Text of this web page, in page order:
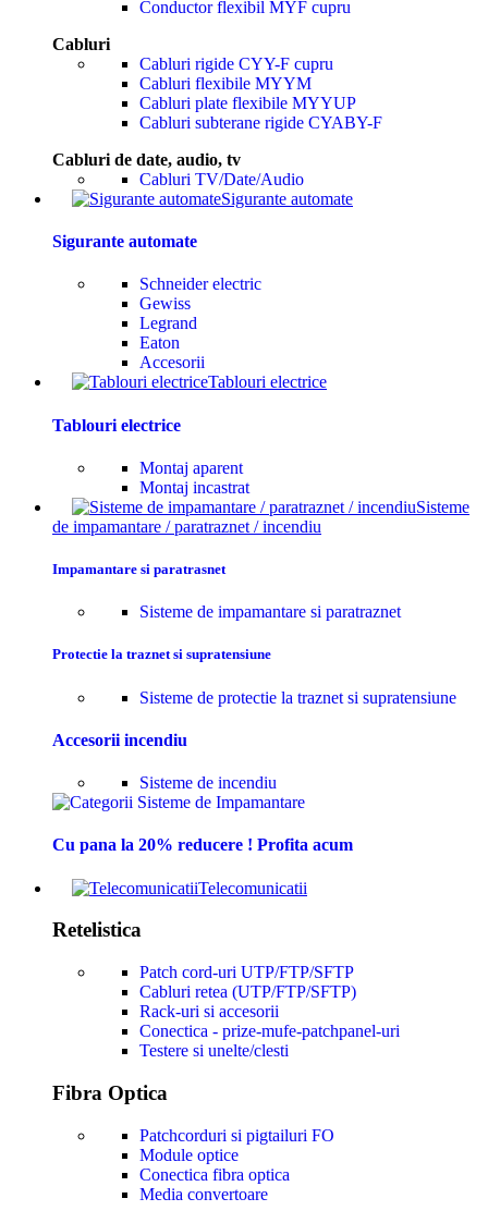
Conductor flexibil MYF cupru
Cabluri
Cabluri rigide CYY-F cupru
Cabluri flexibile MYYM
Cabluri plate flexibile MYYUP
Cabluri subterane rigide CYABY-F
Cabluri de date, audio, tv
Cabluri TV/Date/Audio
Sigurante automate
Sigurante automate
Schneider electric
Gewiss
Legrand
Eaton
Accesorii
Tablouri electrice
Tablouri electrice
Montaj aparent
Montaj incastrat
Sisteme
de impamantare / paratraznet / incendiu
Impamantare si paratrasnet
Sisteme de impamantare si paratraznet
Protectie la traznet si supratensiune
Sisteme de protectie la traznet si supratensiune
Accesorii incendiu
Sisteme de incendiu
Cu pana la 20% reducere ! Profita acum
Telecomunicatii
Retelistica
Patch cord-uri UTP/FTP/SFTP
Cabluri retea (UTP/FTP/SFTP)
Rack-uri si accesorii
Conectica - prize-mufe-patchpanel-uri
Testere si unelte/clesti
Fibra Optica
Patchcorduri si pigtailuri FO
Module optice
Conectica fibra optica
Media convertoare